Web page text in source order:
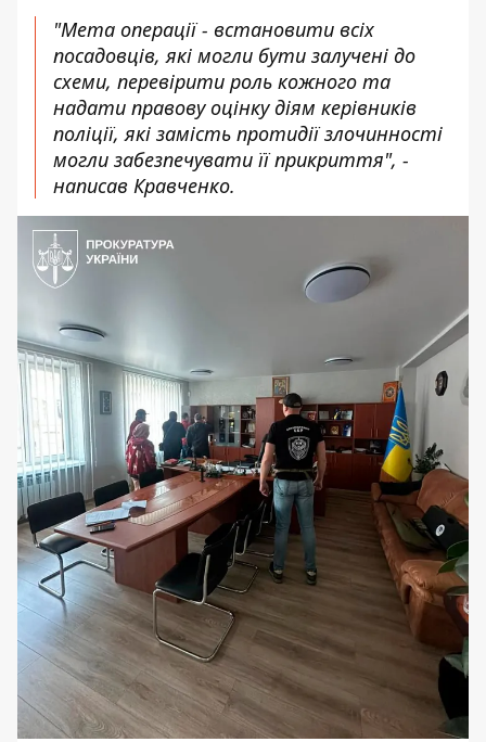
"Мета операції - встановити всіх
посадовців, які могли бути залучені до
схеми, перевірити роль кожного та
надати правову оцінку діям керівників
поліції, які замість протидії злочинності
могли забезпечувати її прикриття", -
написав Кравченко.